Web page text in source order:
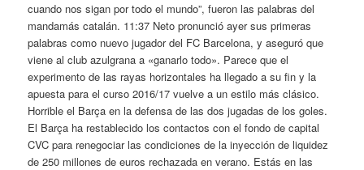
cuando nos sigan por todo el mundo”, fueron las palabras del
mandamás catalán. 11:37 Neto pronunció ayer sus primeras
palabras como nuevo jugador del FC Barcelona, y aseguró que
viene al club azulgrana a «ganarlo todo». Parece que el
experimento de las rayas horizontales ha llegado a su fin y la
apuesta para el curso 2016/17 vuelve a un estilo más clásico.
Horrible el Barça en la defensa de las dos jugadas de los goles.
El Barça ha restablecido los contactos con el fondo de capital
CVC para renegociar las condiciones de la inyección de liquidez
de 250 millones de euros rechazada en verano. Estás en las